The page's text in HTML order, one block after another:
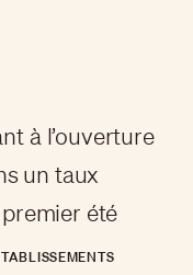
à l’ouverture
un taux
été